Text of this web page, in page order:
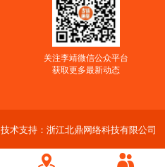
关注李靖微信公众平台
获取更多最新动态
技术支持：浙江北鼎网络科技有限公司